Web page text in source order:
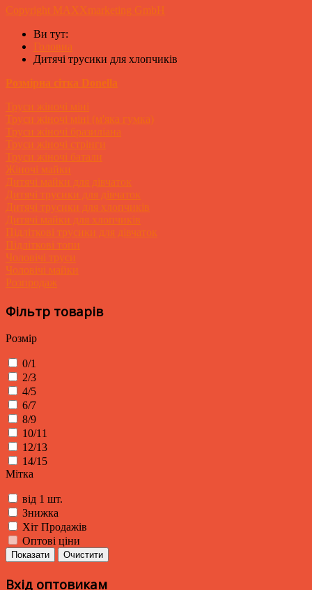
Copyright MAXXmarketing GmbH
Ви тут:
Головна
Дитячі трусики для хлопчиків
Розмірна сітка Donella
Труси жіночі міні
Труси жіночі міні (м'яка гумка)
Труси жіночі бразиліана
Труси жіночі стрінги
Труси жіночі батали
Жіночі майки
Дитячі майки для дівчаток
Дитячі трусики для дівчаток
Дитячі трусики для хлопчиків
Дитячі майки для хлопчиків
Підліткові трусики для дівчаток
Підліткові топи
Чоловічі труси
Чоловічі майки
Розпродаж
Фільтр товарів
Розмір
0/1
2/3
4/5
6/7
8/9
10/11
12/13
14/15
Мітка
від 1 шт.
Знижка
Хіт Продажів
Оптові ціни
Показати Очистити
Вхід оптовикам